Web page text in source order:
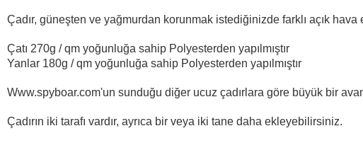
Arşiv ürünleri
Çadır, güneşten ve yağmurdan korunmak istediğinizde farklı açık
Çatı 270g / qm yoğunluğa sahip Polyesterden yapılmıştır
Yanlar 180g / qm yoğunluğa sahip Polyesterden yapılmıştır
Www.spyboar.com'un sunduğu diğer ucuz çadırlara göre büyük bir
Çadırın iki tarafı vardır, ayrıca bir veya iki tane daha ekleyebilirsiniz.